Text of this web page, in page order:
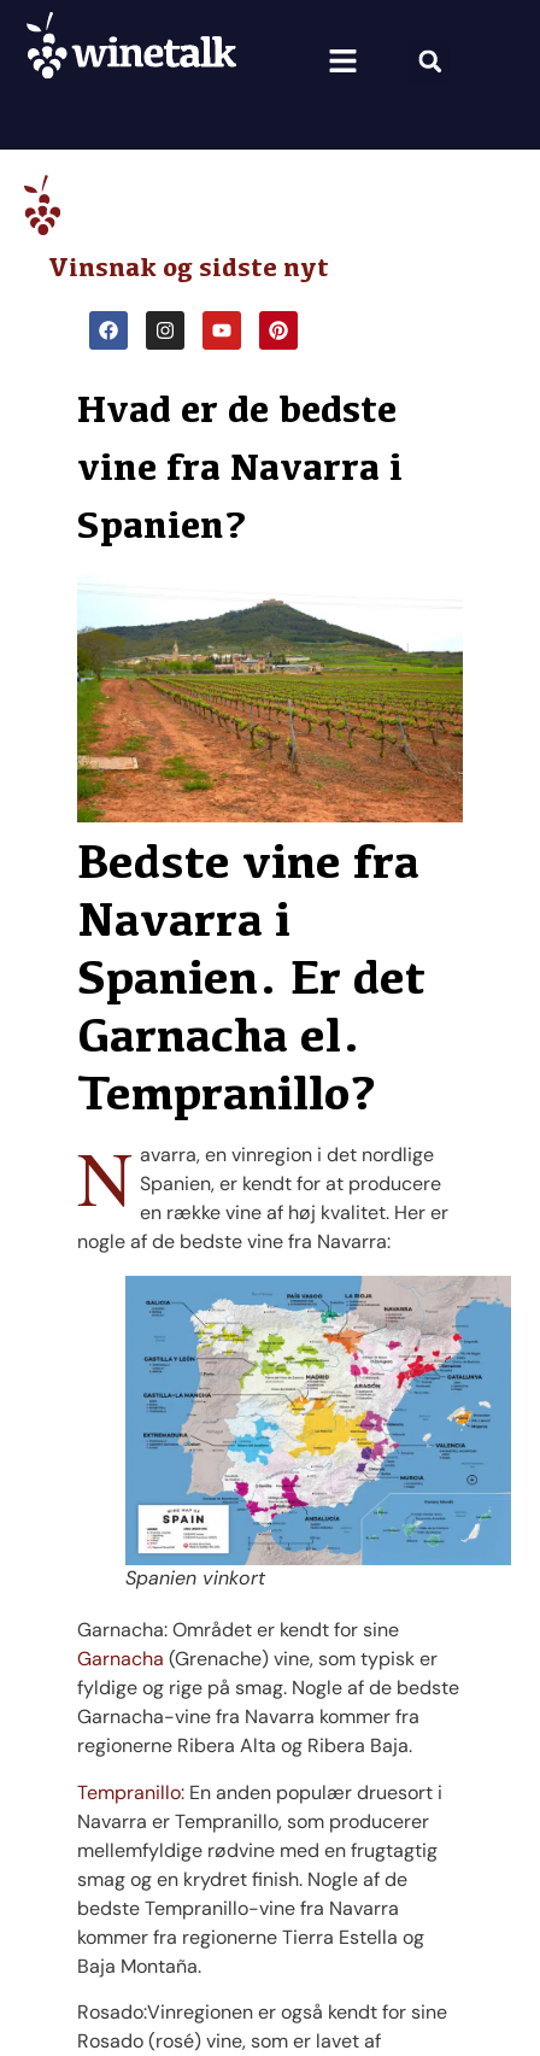
Vinsnak og sidste nyt
Hvad er de bedste
vine fra Navarra i
Spanien?
Bedste vine fra
Navarra i
Spanien. Er det
Garnacha el.
Tempranillo?
N avarra, en vinregion i det nordlige
Spanien, er kendt for at producere
en række vine af høj kvalitet. Her er
nogle af de bedste vine fra Navarra:
Spanien vinkort
Garnacha: Området er kendt for sine
Garnacha (Grenache) vine, som typisk er
fyldige og rige på smag. Nogle af de bedste
Garnacha-vine fra Navarra kommer fra
regionerne Ribera Alta og Ribera Baja.
Tempranillo: En anden populær druesort i
Navarra er Tempranillo, som producerer
mellemfyldige rødvine med en frugtagtig
smag og en krydret finish. Nogle af de
bedste Tempranillo-vine fra Navarra
kommer fra regionerne Tierra Estella og
Baja Montaña.
Rosado:Vinregionen er også kendt for sine
Rosado (rosé) vine, som er lavet af